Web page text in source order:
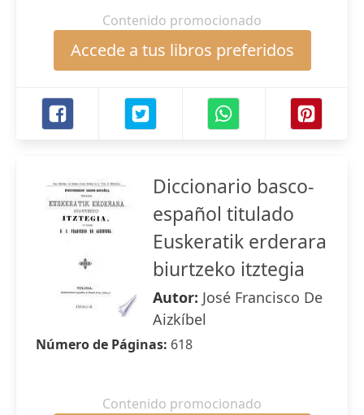
Contenido promocionado
Accede a tus libros preferidos
Diccionario basco-
español titulado
Euskeratik erderara
biurtzeko itztegia
Autor: José Francisco De
Aizkíbel
Número de Páginas: 618
Contenido promocionado